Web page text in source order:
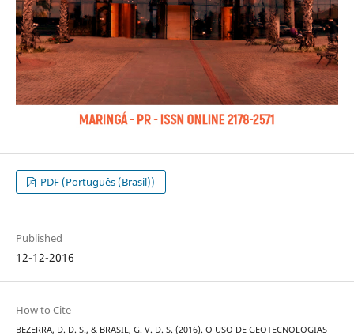
PDF (Português (Brasil))
Published
12-12-2016
How to Cite
BEZERRA, D. D. S., & BRASIL, G. V. D. S. (2016). O USO DE GEOTECNOLOGIAS